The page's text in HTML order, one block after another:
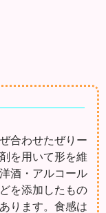
合わせたぜりー
を用いて形を維
酒・アルコール
を添加したもの
ります。食感は